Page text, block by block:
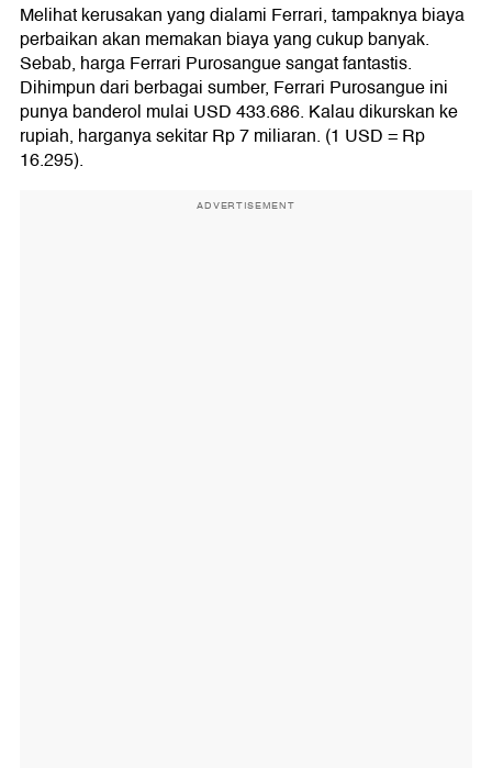
Melihat kerusakan yang dialami Ferrari, tampaknya biaya
perbaikan akan memakan biaya yang cukup banyak.
Sebab, harga Ferrari Purosangue sangat fantastis.
Dihimpun dari berbagai sumber, Ferrari Purosangue ini
punya banderol mulai USD 433.686. Kalau dikurskan ke
rupiah, harganya sekitar Rp 7 miliaran. (1 USD = Rp
16.295).
ADVERTISEMENT